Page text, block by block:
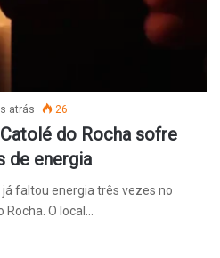
atrás 26
do Rocha sofre
de energia
faltou energia três vezes no
O local…